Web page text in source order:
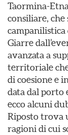
Taormina-
consiliare, che
Giarre
avanzata a
territoriale
di coesione e
data dal porto
ecco alcuni
Riposto trova
ragioni di cui